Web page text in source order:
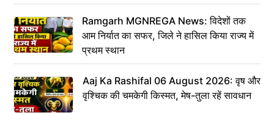
Ramgarh MGNREGA News: विदेशों तक
आम निर्यात का सफर, जिले ने हासिल किया राज्य में
प्रथम स्थान
Aaj Ka Rashifal 06 August 2026: वृष और
वृश्चिक की चमकेगी किस्मत, मेष-तुला रहें सावधान